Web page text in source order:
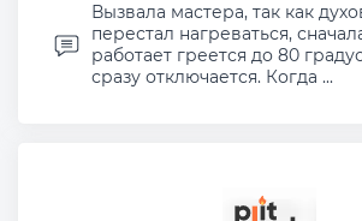
Вызвала мастера, так как
перестал нагреваться,
работает греется до 80
сразу отключается. Когда ...